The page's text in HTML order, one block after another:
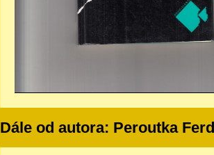
Dále od autora: Peroutka